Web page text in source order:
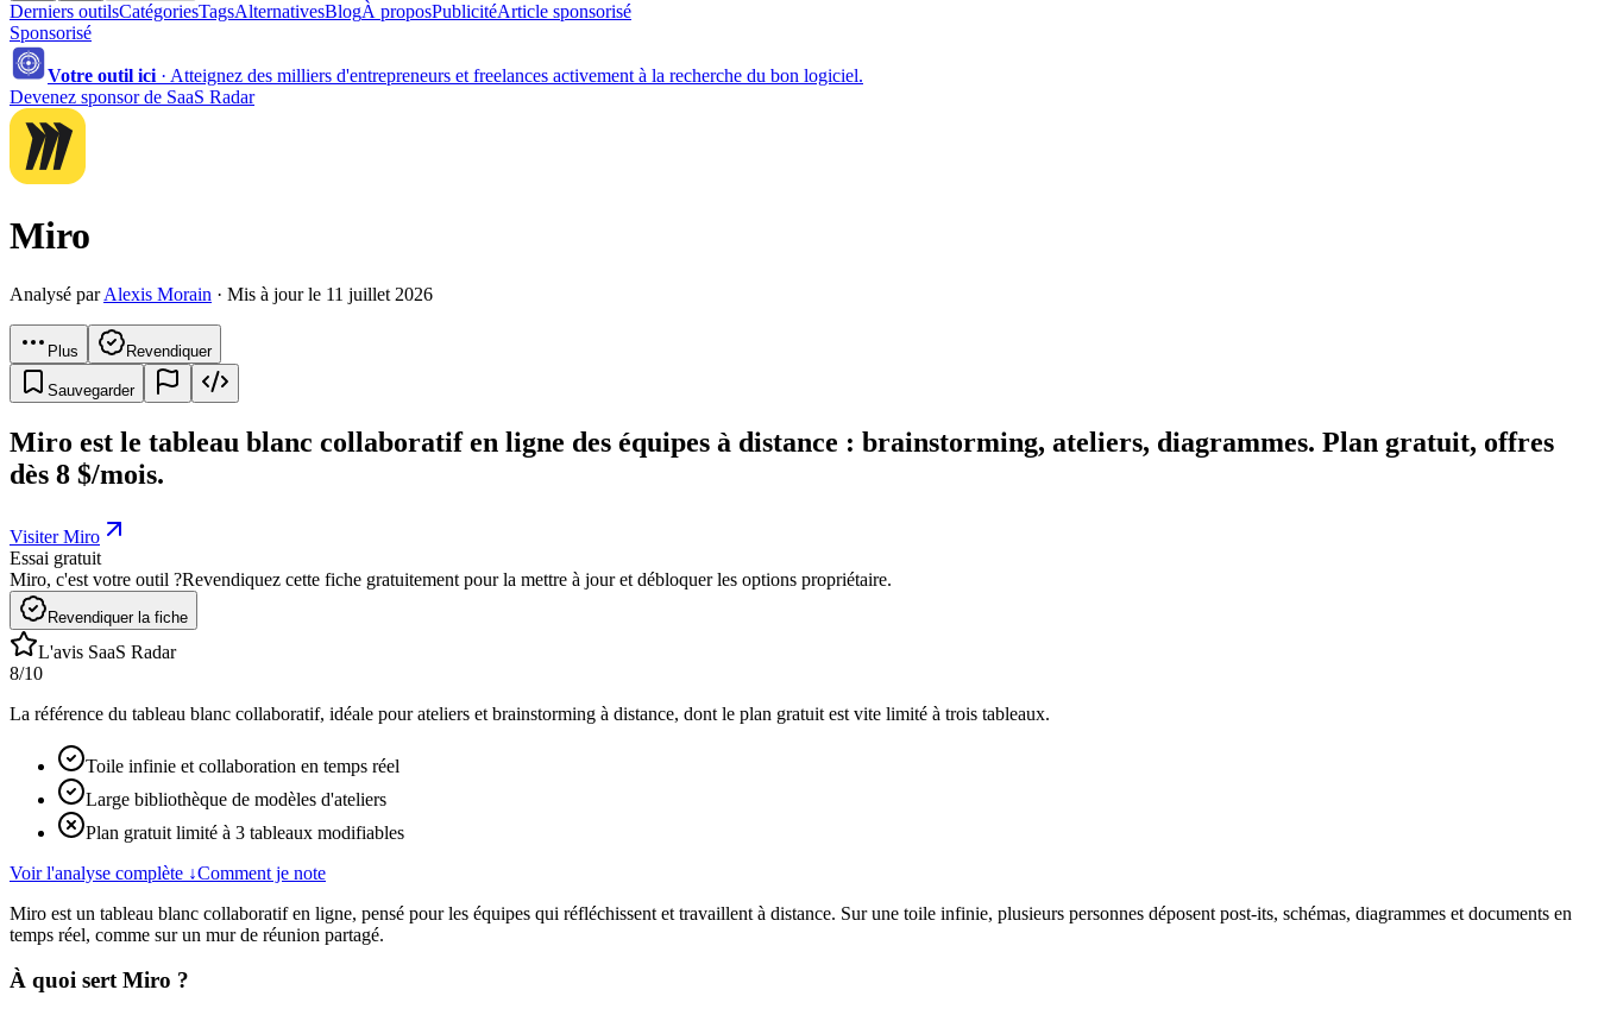
Derniers outilsCatégoriesTagsAlternativesBlogÀ proposPublicitéArticle sponsorisé
Sponsorisé
Votre outil ici · Atteignez des milliers d'entrepreneurs et freelances activement à la recherche du bon logiciel.
Devenez sponsor de SaaS Radar
Miro
Analysé parAlexis Morain · Mis à jour le 11 juillet 2026
Plus Revendiquer
Sauvegarder
Miro est le tableau blanc collaboratif en ligne des équipes à distance : brainstorming, ateliers, diagrammes. Plan gratuit, offres
dès 8 $/mois.
Visiter Miro
Essai gratuit
Miro, c'est votre outil ?Revendiquez cette fiche gratuitement pour la mettre à jour et débloquer les options propriétaire.
Revendiquer la fiche
L'avis SaaS Radar
8/10
La référence du tableau blanc collaboratif, idéale pour ateliers et brainstorming à distance, dont le plan gratuit est vite limité à trois tableaux.
Toile infinie et collaboration en temps réel
Large bibliothèque de modèles d'ateliers
Plan gratuit limité à 3 tableaux modifiables
Voir l'analyse complète ↓Comment je note
Miro est un tableau blanc collaboratif en ligne, pensé pour les équipes qui réfléchissent et travaillent à distance. Sur une toile infinie, plusieurs personnes déposent post-its, schémas, diagrammes et documents en
temps réel, comme sur un mur de réunion partagé.
À quoi sert Miro ?